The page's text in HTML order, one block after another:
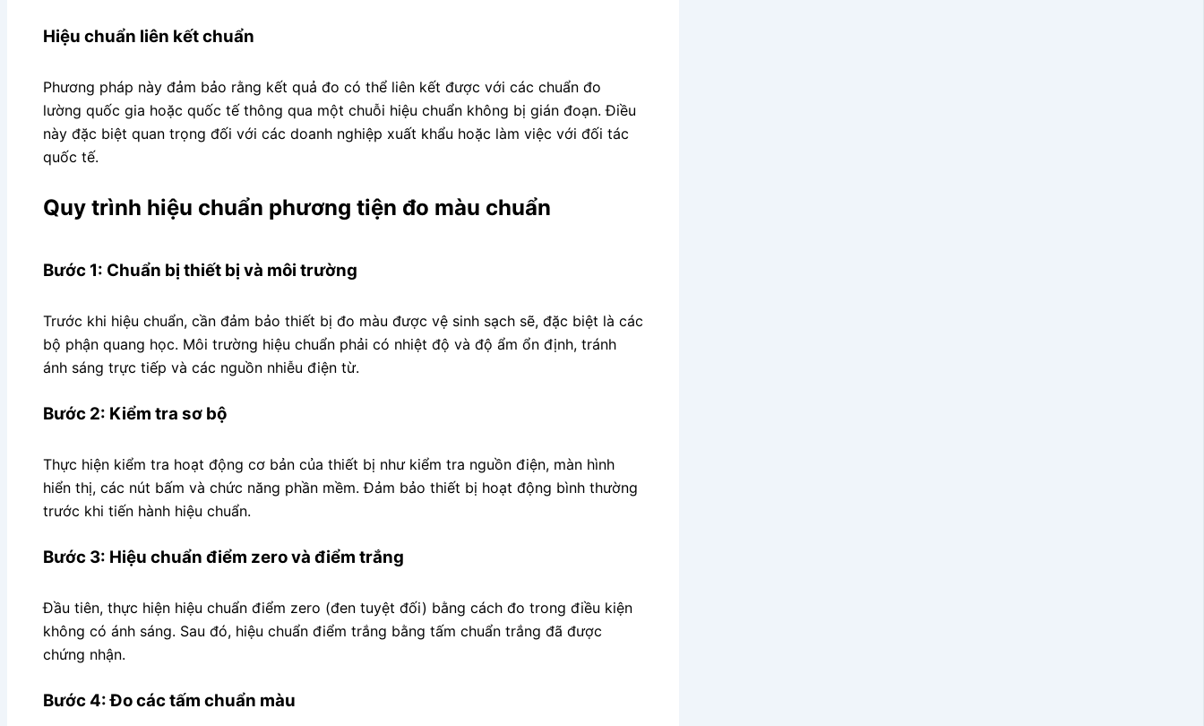
Hiệu chuẩn liên kết chuẩn
Phương pháp này đảm bảo rằng kết quả đo có thể liên kết được với các chuẩn đo
lường quốc gia hoặc quốc tế thông qua một chuỗi hiệu chuẩn không bị gián đoạn. Điều
này đặc biệt quan trọng đối với các doanh nghiệp xuất khẩu hoặc làm việc với đối tác
quốc tế.
Quy trình hiệu chuẩn phương tiện đo màu chuẩn
Bước 1: Chuẩn bị thiết bị và môi trường
Trước khi hiệu chuẩn, cần đảm bảo thiết bị đo màu được vệ sinh sạch sẽ, đặc biệt là các
bộ phận quang học. Môi trường hiệu chuẩn phải có nhiệt độ và độ ẩm ổn định, tránh
ánh sáng trực tiếp và các nguồn nhiễu điện từ.
Bước 2: Kiểm tra sơ bộ
Thực hiện kiểm tra hoạt động cơ bản của thiết bị như kiểm tra nguồn điện, màn hình
hiển thị, các nút bấm và chức năng phần mềm. Đảm bảo thiết bị hoạt động bình thường
trước khi tiến hành hiệu chuẩn.
Bước 3: Hiệu chuẩn điểm zero và điểm trắng
Đầu tiên, thực hiện hiệu chuẩn điểm zero (đen tuyệt đối) bằng cách đo trong điều kiện
không có ánh sáng. Sau đó, hiệu chuẩn điểm trắng bằng tấm chuẩn trắng đã được
chứng nhận.
Bước 4: Đo các tấm chuẩn màu